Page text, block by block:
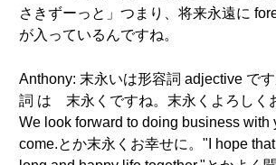
さきずーっと」つまり、将来永遠に
が入っているんですね。
Anthony: 末永いは形容詞 adjective で
詞 は 末永くですね。末永くよろしく
We look forward to doing business with
come.とか末永くお幸せに。"I hope